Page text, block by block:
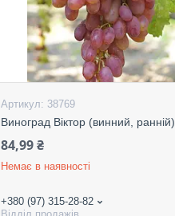
38769
Виноград Віктор (винний, ранній)
84,99 ₴
Немає в наявності
+380 (97) 315-28-82